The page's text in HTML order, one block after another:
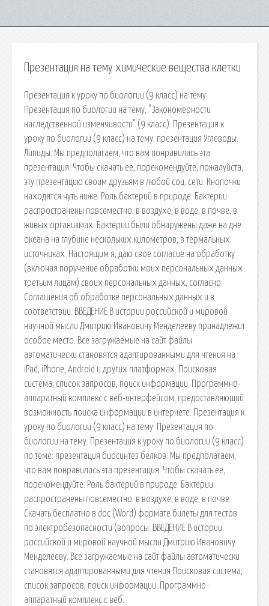
Презентация на тему химические вещества клетки
Презентация к уроку по биологии (9 класс) на тему:
Презентация по биологии на тему; "Закономерности
наследственной изменчивости" (9 класс). Презентация к
уроку по биологии (9 класс) на тему: презентация Углеводы.
Липиды. Мы предполагаем, что вам понравилась эта
презентация. Чтобы скачать ее, порекомендуйте, пожалуйста,
эту презентацию своим друзьям в любой соц. сети. Кнопочки
находятся чуть ниже. Роль бактерий в природе. Бактерии
распространены повсеместно: в воздухе, в воде, в почве, в
живых организмах. Бактерии были обнаружены даже на дне
океана на глубине нескольких километров, в термальных
источниках. Настоящим я, даю свое согласие на обработку
(включая поручение обработки моих персональных данных
третьим лицам) своих персональных данных, согласно
Соглашения об обработке персональных данных и в
соответствии. ВВЕДЕНИЕ В истории российской и мировой
научной мысли Дмитрию Ивановичу Менделееву принадлежит
особое место. Все загружаемые на сайт файлы
автоматически становятся адаптированными для чтения на
iPad, iPhone, Android и других платформах. Поисковая
сиcтема, список запросов, поиск информации. Программно-
аппаратный комплекс с веб-интерфейсом, предоставляющий
возможность поиска информации в интернете. Презентация к
уроку по биологии (9 класс) на тему: Презентация по
биологии на тему. Презентация к уроку по биологии (9 класс)
по теме: презентация биосинтез белков. Мы предполагаем,
что вам понравилась эта презентация. Чтобы скачать ее,
порекомендуйте. Роль бактерий в природе. Бактерии
распространены повсеместно: в воздухе, в воде, в почве
Скачать бесплатно в doc (Word) формате билеты для тестов
по электробезопасности (вопросы. ВВЕДЕНИЕ В истории
российской и мировой научной мысли Дмитрию Ивановичу
Менделееву. Все загружаемые на сайт файлы автоматически
становятся адаптированными для чтения Поисковая сиcтема,
список запросов, поиск информации. Программно-
аппаратный комплекс с веб.